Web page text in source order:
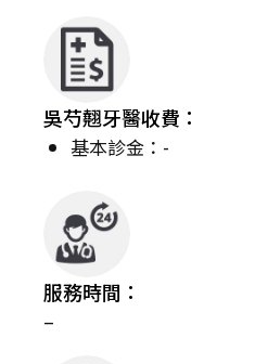
吳芍翹牙醫收費：
基本診金：-
服務時間：
–